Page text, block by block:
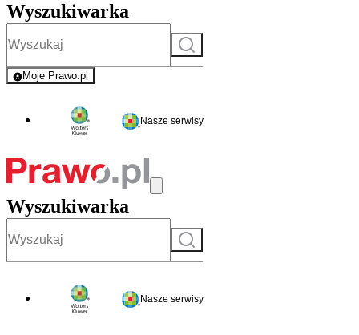
Wyszukiwarka
Szukaj
Moje Prawo.pl
- rejestracja i logowanie do serwisu
Nasze serwisy
Wyszukiwarka
Szukaj
Nasze serwisy